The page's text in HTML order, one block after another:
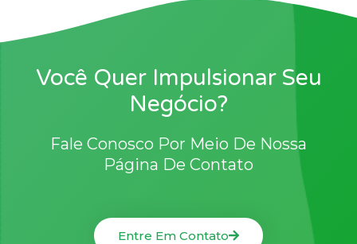
Você Quer Impulsionar Seu
Negócio?
Fale Conosco Por Meio De Nossa
Página De Contato
Entre Em Contato